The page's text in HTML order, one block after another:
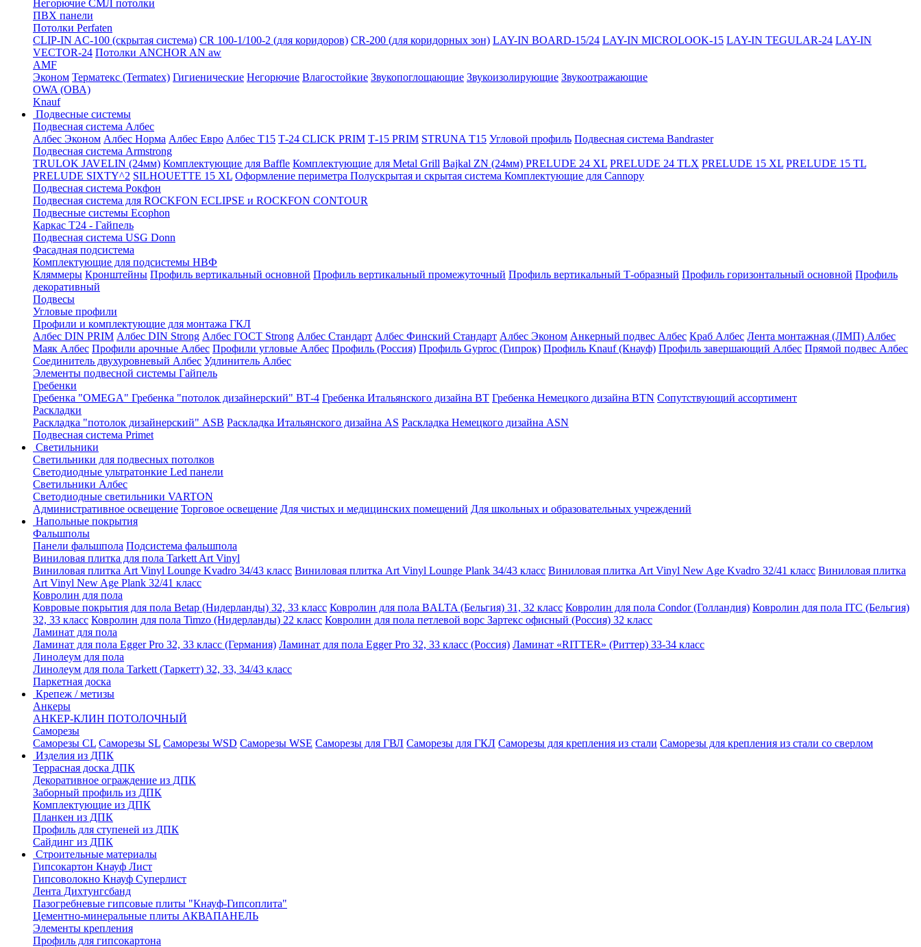
Негорючие СМЛ потолки
ПВХ панели
Потолки Perfaten
CLIP-IN AC-100 (скрытая система) CR 100-1/100-2 (для коридоров) CR-200 (для коридорных зон) LAY-IN BOARD-15/24 LAY-IN MICROLOOK-15 LAY-IN TEGULAR-24 LAY-IN
VECTOR-24 Потолки ANCHOR AN aw
AMF
Эконом Терматекс (Termatex) Гигиенические Негорючие Влагостойкие Звукопоглощающие Звукоизолирующие Звукоотражающие
OWA (ОВА)
Knauf
Подвесные системы
Подвесная система Албес
Албес Эконом Албес Норма Албес Евро Албес T15 Т-24 CLICK PRIM Т-15 PRIM STRUNA Т15 Угловой профиль Подвесная система Bandraster
Подвесная система Armstrong
TRULOK JAVELIN (24мм) Комплектующие для Baffle Комплектующие для Metal Grill Bajkal ZN (24мм) PRELUDE 24 XL PRELUDE 24 TLX PRELUDE 15 XL PRELUDE 15 TL
PRELUDE SIXTY^2 SILHOUETTE 15 XL Оформление периметра Полускрытая и скрытая система Комплектующие для Cannopy
Подвесная система Рокфон
Подвесная система для ROCKFON ECLIPSE и ROCKFON CONTOUR
Подвесные системы Ecophon
Каркас Т24 - Гайпель
Подвесная система USG Donn
Фасадная подсистема
Комплектующие для подсистемы НВФ
Кляммеры Кронштейны Профиль вертикальный основной Профиль вертикальный промежуточный Профиль вертикальный Т-образный Профиль горизонтальный основной Профиль
декоративный
Подвесы
Угловые профили
Профили и комплектующие для монтажа ГКЛ
Албес DIN PRIM Албес DIN Strong Албес ГОСТ Strong Албес Стандарт Албес Финский Стандарт Албес Эконом Анкерный подвес Албес Краб Албес Лента монтажная (ЛМП) Албес
Маяк Албес Профили арочные Албес Профили угловые Албес Профиль (Россия) Профиль Gyproc (Гипрок) Профиль Knauf (Кнауф) Профиль завершающий Албес Прямой подвес Албес
Соединитель двухуровневый Албес Удлинитель Албес
Элементы подвесной системы Гайпель
Гребенки
Гребенка "OMEGA" Гребенка "потолок дизайнерский" ВТ-4 Гребенка Итальянского дизайна BT Гребенка Немецкого дизайна ВТN Сопутствующий ассортимент
Раскладки
Раскладка "потолок дизайнерский" ASB Раскладка Итальянского дизайна AS Раскладка Немецкого дизайна АSN
Подвесная система Primet
Светильники
Светильники для подвесных потолков
Светодиодные ультратонкие Led панели
Светильники Албес
Светодиодные светильники VARTON
Административное освещение Торговое освещение Для чистых и медицинских помещений Для школьных и образовательных учреждений
Напольные покрытия
Фальшполы
Панели фальшпола Подсистема фальшпола
Виниловая плитка для пола Tarkett Art Vinyl
Виниловая плитка Art Vinyl Lounge Kvadro 34/43 класс Виниловая плитка Art Vinyl Lounge Plank 34/43 класс Виниловая плитка Art Vinyl New Age Kvadro 32/41 класс Виниловая плитка
Art Vinyl New Age Plank 32/41 класс
Ковролин для пола
Ковровые покрытия для пола Betap (Нидерланды) 32, 33 класс Ковролин для пола BALTA (Бельгия) 31, 32 класс Ковролин для пола Condor (Голландия) Ковролин для пола ITC (Бельгия)
32, 33 класс Ковролин для пола Timzo (Нидерланды) 22 класс Ковролин для пола петлевой ворс Зартекс офисный (Россия) 32 класс
Ламинат для пола
Ламинат для пола Egger Pro 32, 33 класс (Германия) Ламинат для пола Egger Pro 32, 33 класс (Россия) Ламинат «RITTER» (Риттер) 33-34 класс
Линолеум для пола
Линолеум для пола Tarkett (Таркетт) 32, 33, 34/43 класс
Паркетная доска
Крепеж / метизы
Анкеры
АНКЕР-КЛИН ПОТОЛОЧНЫЙ
Саморезы
Саморезы CL Саморезы SL Саморезы WSD Саморезы WSE Саморезы для ГВЛ Саморезы для ГКЛ Саморезы для крепления из стали Саморезы для крепления из стали со сверлом
Изделия из ДПК
Террасная доска ДПК
Декоративное ограждение из ДПК
Заборный профиль из ДПК
Комплектующие из ДПК
Планкен из ДПК
Профиль для ступеней из ДПК
Сайдинг из ДПК
Строительные материалы
Гипсокартон Кнауф Лист
Гипсоволокно Кнауф Суперлист
Лента Дихтунгсбанд
Пазогребневые гипсовые плиты "Кнауф-Гипсоплита"
Цементно-минеральные плиты АКВАПАНЕЛЬ
Элементы крепления
Профиль для гипсокартона